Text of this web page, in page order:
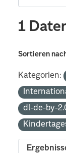
1
Sortieren
Kategorien:
dl-de-by-